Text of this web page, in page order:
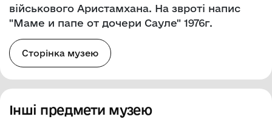
військового Аристамхана. На звроті напис
"Маме и папе от дочери Сауле" 1976г.
Сторінка музею
Інші предмети музею